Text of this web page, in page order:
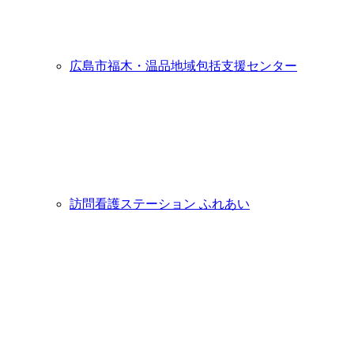
広島市福木・温品地域包括支援センター
訪問看護ステーション ふれあい